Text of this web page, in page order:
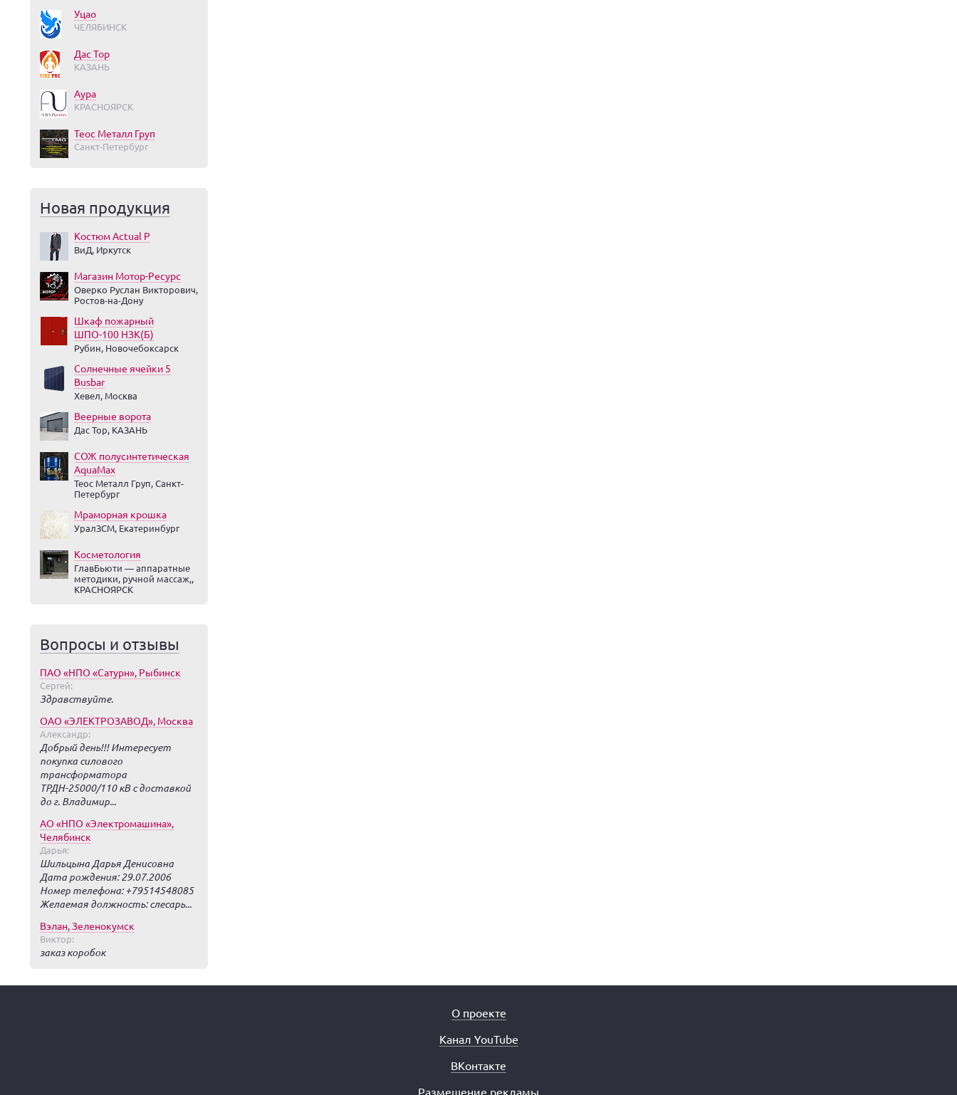
Уцао
ЧЕЛЯБИНСК
Дас Тор
КАЗАНЬ
Аура
КРАСНОЯРСК
Теос Металл Груп
Санкт-Петербург
Новая продукция
Костюм Actual Р
ВиД, Иркутск
Магазин Мотор-Ресурс
Оверко Руслан Викторович,
Ростов-на-Дону
Шкаф пожарный
ШПО-100 НЗК(Б)
Рубин, Новочебоксарск
Солнечные ячейки 5
Busbar
Хевел, Москва
Веерные ворота
Дас Тор, КАЗАНЬ
СОЖ полусинтетическая
AquaMax
Теос Металл Груп, Санкт-
Петербург
Мраморная крошка
УралЗСМ, Екатеринбург
Косметология
ГлавБьюти — аппаратные
методики, ручной массаж,,
КРАСНОЯРСК
Вопросы и отзывы
ПАО «НПО «Сатурн», Рыбинск
Сергей:
Здравствуйте.
ОАО «ЭЛЕКТРОЗАВОД», Москва
Александр:
Добрый день!!! Интересует
покупка силового
трансформатора
ТРДН-25000/110 кВ с доставкой
до г. Владимир...
АО «НПО «Электромашина»,
Челябинск
Дарья:
Шильцына Дарья Денисовна
Дата рождения: 29.07.2006
Номер телефона: +79514548085
Желаемая должность: слесарь...
Вэлан, Зеленокумск
Виктор:
заказ коробок
О проекте
Канал YouTube
ВКонтакте
Размещение рекламы